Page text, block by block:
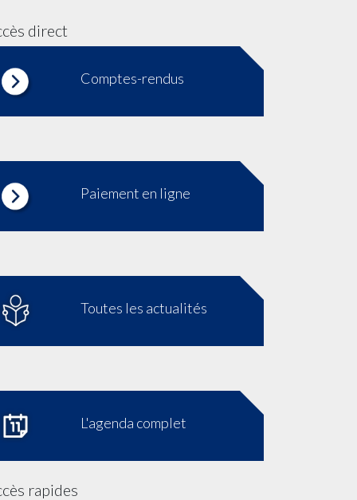
direct
Comptes-rendus
Paiement en ligne
Toutes les actualités
L'agenda complet
rapides